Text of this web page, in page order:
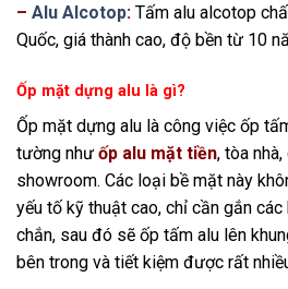
– Alu Alcotop: Tấm alu alcotop
Quốc, giá thành cao, độ bền từ 10
Ốp mặt dựng alu là gì?
Ốp mặt dựng alu là công việc ốp
tường như ốp alu mặt tiền, tòa
showroom. Các loại bề mặt này
yếu tố kỹ thuật cao, chỉ cần gắn
chắn, sau đó sẽ ốp tấm alu lên
bên trong và tiết kiệm được rất